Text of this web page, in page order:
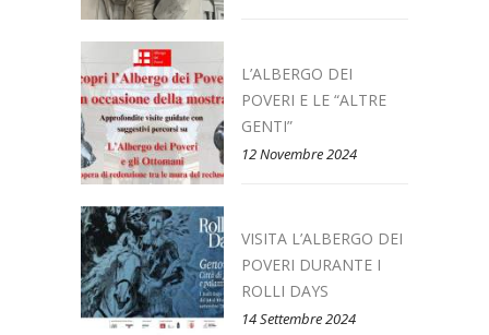
L’ALBERGO DEI
POVERI E LE “ALTRE
GENTI”
12 Novembre 2024
VISITA L’ALBERGO DEI
POVERI DURANTE I
ROLLI DAYS
14 Settembre 2024